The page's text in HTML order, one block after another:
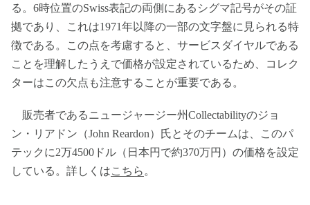
る。6時位置のSwiss表記の両側にあるシグマ記号がその証
拠であり、これは1971年以降の一部の文字盤に見られる特
徴である。この点を考慮すると、サービスダイヤルである
ことを理解したうえで価格が設定されているため、コレク
ターはこの欠点も注意することが重要である。
販売者であるニュージャージー州Collectabilityのジョ
ン・リアドン（John Reardon）氏とそのチームは、このパ
テックに2万4500ドル（日本円で約370万円）の価格を設定
している。詳しくはこちら 。